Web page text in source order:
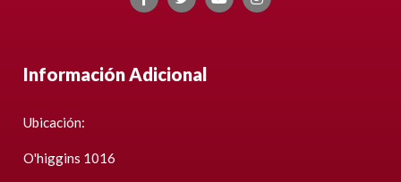
Información Adicional
Ubicación:
O'higgins 1016